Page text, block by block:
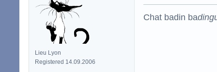
Lieu Lyon
Registered 14.09.2006
Chat badin ba